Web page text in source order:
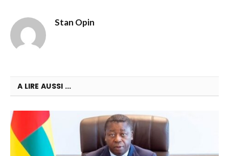
Stan Opin
A LIRE AUSSI ...